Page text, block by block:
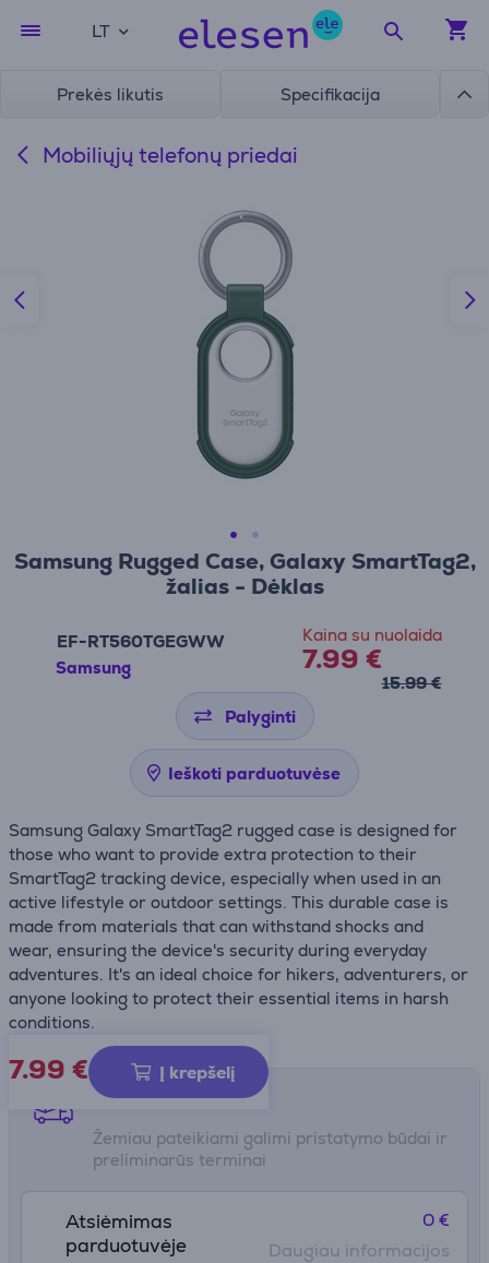
LT
Prekės likutis Specifikacija
Mobiliųjų telefonų priedai
Samsung Rugged Case, Galaxy SmartTag2,
žalias - Dėklas
EF-RT560TGEGWW
Samsung
Kaina su nuolaida
7.99 €
15.99 €
Palyginti
Ieškoti parduotuvėse
Samsung Galaxy SmartTag2 rugged case is designed for
those who want to provide extra protection to their
SmartTag2 tracking device, especially when used in an
active lifestyle or outdoor settings. This durable case is
made from materials that can withstand shocks and
wear, ensuring the device's security during everyday
adventures. It's an ideal choice for hikers, adventurers, or
anyone looking to protect their essential items in harsh
conditions.
7.99 € Į krepšelį
Pristatymo būdai
Žemiau pateikiami galimi pristatymo būdai ir
preliminarūs terminai
Atsiėmimas
parduotuvėje
0 €
Daugiau informacijos